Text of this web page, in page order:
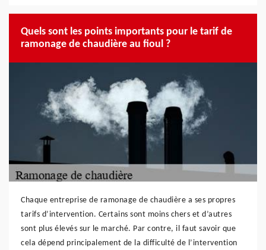
Quels sont les points importants pour le tarif de
ramonage de chaudière au fioul ?
Chaque entreprise de ramonage de chaudière a ses propres
tarifs d’intervention. Certains sont moins chers et d’autres
sont plus élevés sur le marché. Par contre, il faut savoir que
cela dépend principalement de la difficulté de l’intervention